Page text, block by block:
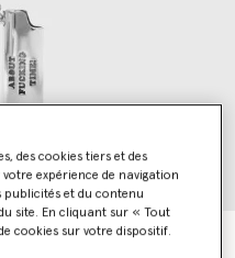
Time
des cookies tiers et des
expérience de navigation
publicités et du contenu
site. En cliquant sur « Tout
cookies sur votre dispositif.